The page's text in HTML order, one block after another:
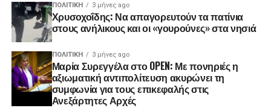
ΠΟΛΙΤΙΚΉ 3 μήνες ago
Χρυσοχοΐδης: Να απαγορευτούν τα πατίνια
στους ανήλικους και οι «γουρούνες» στα νησιά
ΠΟΛΙΤΙΚΉ 3 μήνες ago
Μαρία Συρεγγέλα στο OPEN: Με πονηριές η
αξιωματική αντιπολίτευση ακυρώνει τη
συμφωνία για τους επικεφαλής στις
Ανεξάρτητες Αρχές